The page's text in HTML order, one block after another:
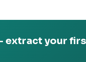
extract your